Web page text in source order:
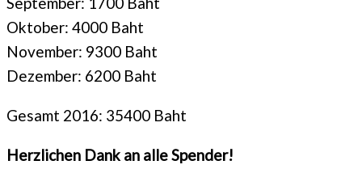
Oktober: 4000 Baht
November: 9300 Baht
Dezember: 6200 Baht
Gesamt 2016: 35400 Baht
Herzlichen Dank an alle Spender!